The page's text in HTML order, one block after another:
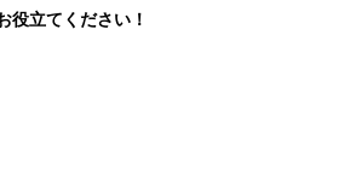
役立てください！